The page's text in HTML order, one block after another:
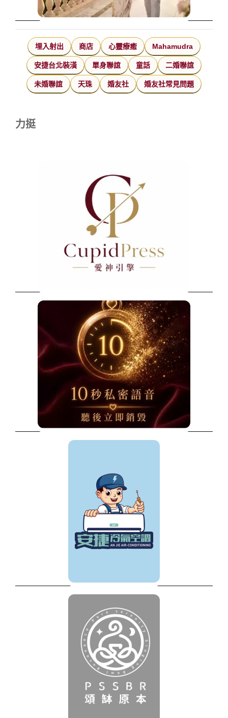
埋入射出 商店 心靈療癒 Mahamudra
安捷台北裝潢 單身聯誼 童話 二婚聯誼
未婚聯誼 天珠 婚友社 婚友社常見問題
力挺